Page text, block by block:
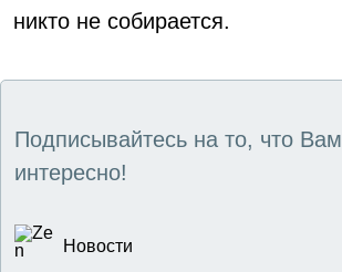
никто не собирается.
Подписывайтесь на то, что Вам
интересно!
Новости